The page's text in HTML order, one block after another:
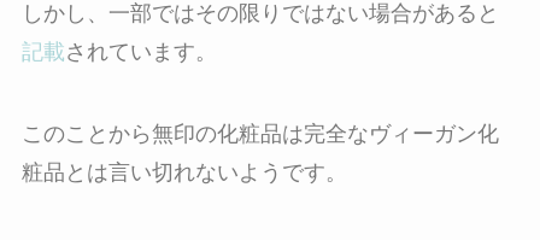
しかし、一部ではその限りではない場合があると
記載されています。
このことから無印の化粧品は完全なヴィーガン化
粧品とは言い切れないようです。